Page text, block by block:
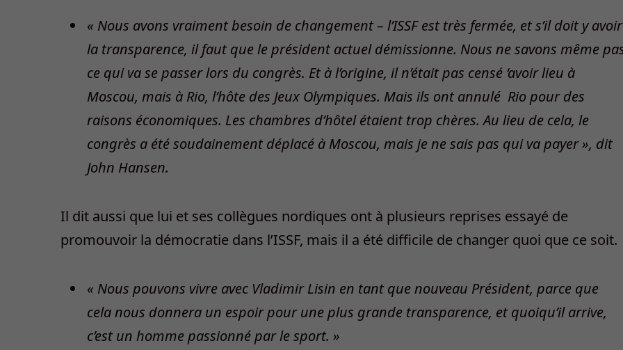
« Nous avons vraiment besoin de changement – l’ISSF est très fermée, et s’il doit y avoir
la transparence, il faut que le président actuel démissionne. Nous ne savons même
ce qui va se passer lors du congrès. Et à l’origine, il n’était pas censé ‘avoir lieu à
Moscou, mais à Rio, l’hôte des Jeux Olympiques. Mais ils ont annulé Rio pour des
raisons économiques. Les chambres d’hôtel étaient trop chères. Au lieu de cela, le
congrès a été soudainement déplacé à Moscou, mais je ne sais pas qui va payer », dit
John Hansen.
Il dit aussi que lui et ses collègues nordiques ont à plusieurs reprises essayé de
promouvoir la démocratie dans l’ISSF, mais il a été difficile de changer quoi que ce soit.
« Nous pouvons vivre avec Vladimir Lisin en tant que nouveau Président, parce que
cela nous donnera un espoir pour une plus grande transparence, et quoiqu’il arrive,
c’est un homme passionné par le sport. »